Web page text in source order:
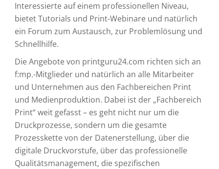
Interessierte auf einem professionellen Niveau,
bietet Tutorials und Print-Webinare und natürlich
ein Forum zum Austausch, zur Problemlösung und
Schnellhilfe.
Die Angebote von printguru24.com richten sich an
f:mp.-Mitglieder und natürlich an alle Mitarbeiter
und Unternehmen aus den Fachbereichen Print
und Medienproduktion. Dabei ist der „Fachbereich
Print“ weit gefasst – es geht nicht nur um die
Druckprozesse, sondern um die gesamte
Prozesskette von der Datenerstellung, über die
digitale Druckvorstufe, über das professionelle
Qualitätsmanagement, die spezifischen